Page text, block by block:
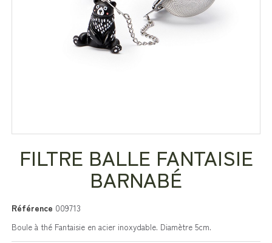
FILTRE BALLE FANTAISIE
BARNABÉ
Référence 009713
Boule à thé Fantaisie en acier inoxydable. Diamètre 5cm.